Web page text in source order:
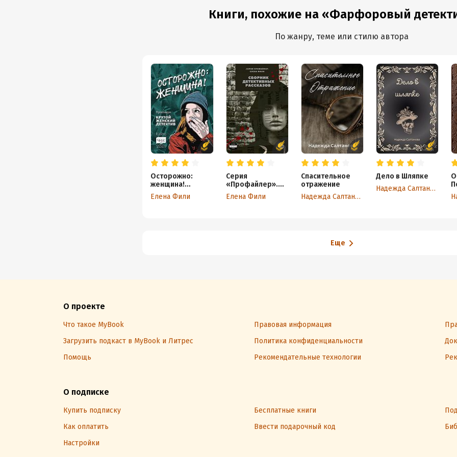
Книги, похожие на «Фарфоровый
По жанру, теме или стилю автора
Осторожно:
женщина!
Практикум
«Крутой женский
Елена Фили
Серия
«Профайлер».
Сборник
детективных
Елена Фили
Спасительное
отражение
Надежда Салтанова
Дело в Шляпке
Надежда Салтанова
Еще
О проекте
Что такое MyBook Правовая информация
Загрузить подкаст в MyBook и Литрес
Политика конфиденциальности
Помощь
Рекомендательные технологии
О подписке
Купить подписку Бесплатные книги
Как оплатить
Ввести подарочный код
Настройки